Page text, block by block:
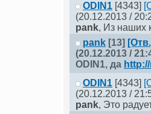
ODIN1 [4343]
(20.12.2013 /
pank, Из наших
pank [13]
(20.12.2013 /
ODIN1, да
ODIN1 [4343]
(20.12.2013 /
pank, Это